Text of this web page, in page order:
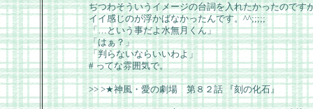
ぢつわそういうイメージの台詞を入れたかったのです
イイ感じのが浮かばなかったんです。^^;;;;;
「…という事だよ水無月くん」
「はぁ？」
「判らないならいいわよ」
# ってな雰囲気で。
>> >★神風・愛の劇場 第８２話 『刻の化石』